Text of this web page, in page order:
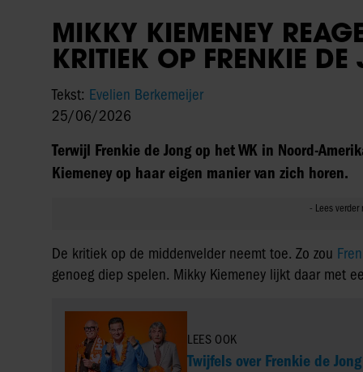
MIKKY KIEMENEY
KRITIEK OP FRENKIE
Tekst: Evelien Berkemeijer
25/06/2026
Terwijl Frenkie de Jong op het WK in Noord-
Kiemeney op haar eigen manier van zich horen.
De kritiek op de middenvelder neemt toe. Zo zou
genoeg diep spelen. Mikky Kiemeney lijkt daar met
LEES OOK
Twijfels over Frenkie de